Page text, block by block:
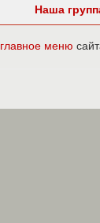
Наша
главное меню